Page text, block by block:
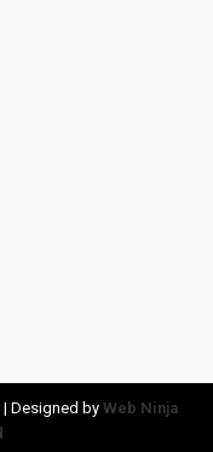
Designed by Web Ninja